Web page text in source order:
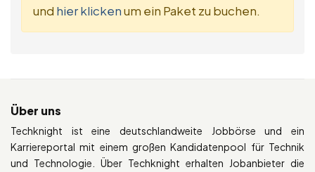
und hier klickenum ein Paket zu buchen.
Über uns
Techknight ist eine deutschlandweite Jobbörse und ein
Karriereportal mit einem großen Kandidatenpool für Technik
und Technologie. Über Techknight erhalten Jobanbieter die